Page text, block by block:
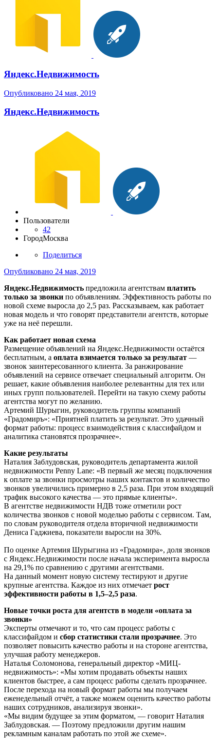
Яндекс.Недвижимость
Опубликовано 24 мая, 2019
Яндекс.Недвижимость
Пользователи
42
ГородМосква
Поделиться
Опубликовано 24 мая, 2019
Яндекс.Недвижимость предложила агентствам платить
только за звонки по объявлениям. Эффективность работы по
новой схеме выросла до 2,5 раз. Рассказываем, как работает
новая модель и что говорят представители агентств, которые
уже на неё перешли.
Как работает новая схема
Размещение объявлений на Яндекс.Недвижимости остаётся
бесплатным, а оплата взимается только за результат —
звонок заинтересованного клиента. За ранжирование
объявлений на сервисе отвечает специальный алгоритм. Он
решает, какие объявления наиболее релевантны для тех или
иных групп пользователей. Перейти на такую схему работы
агентства могут по желанию.
Артемий Шурыгин, руководитель группы компаний
«Градомиръ»: «Приятней платить за результат. Это удачный
формат работы: процесс взаимодействия с классифайдом и
аналитика становятся прозрачнее».
Какие результаты
Наталия Заблудовская, руководитель департамента жилой
недвижимости Penny Lane: «В первый же месяц подключения
к оплате за звонки просмотры наших контактов и количество
звонков увеличились примерно в 2,5 раза. При этом входящий
трафик высокого качества — это прямые клиенты».
В агентстве недвижимости НДВ тоже отметили рост
количества звонков с новой моделью работы с сервисом. Там,
по словам руководителя отдела вторичной недвижимости
Дениса Гаджиева, показатели выросли на 30%.
По оценке Артемия Шурыгина из «Градомира», доля звонков
с Яндекс.Недвижимости после начала эксперимента выросла
на 29,1% по сравнению с другими агентствами.
На данный момент новую систему тестируют и другие
крупные агентства. Каждое из них отмечает рост
эффективности работы в 1,5–2,5 раза.
Новые точки роста для агентств в модели «оплата за
звонки»
Эксперты отмечают и то, что сам процесс работы с
классифайдом и сбор статистики стали прозрачнее. Это
позволяет повысить качество работы и на стороне агентства,
улучшая работу менеджеров.
Наталья Соломонова, генеральный директор «МИЦ-
недвижимость»: «Мы хотим продавать объекты наших
клиентов быстрее, а сам процесс работы сделать прозрачнее.
После перехода на новый формат работы мы получаем
еженедельный отчёт, а также можем оценить качество работы
наших сотрудников, анализируя звонки».
«Мы видим будущее за этим форматом, — говорит Наталия
Заблудовская. — Поэтому предложили другим нашим
рекламным каналам работать по этой же схеме».